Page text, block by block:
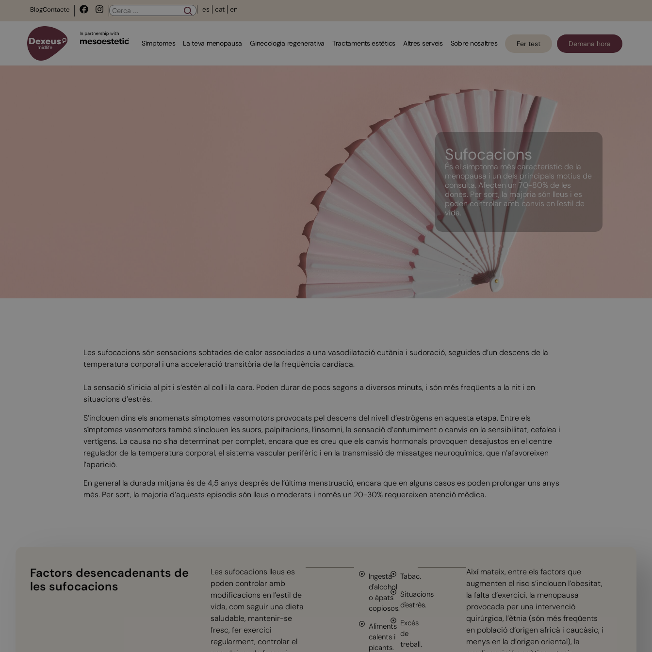
BlogContacte es cat en
Símptomes La teva menopausa Ginecologia regenerativa Tractaments estètics Altres serveis Sobre nosaltres Fer test Demana hora
Sufocacions
És el símptoma més característic de la
menopausa i un dels principals motius de
consulta. Afecten un 70-80% de les
dones. Per sort, la majoria són lleus i es
poden controlar amb canvis en l'estil de
vida.
Les sufocacions són sensacions sobtades de calor associades a una vasodilatació cutània i sudoració, seguides d’un descens de la
temperatura corporal i una acceleració transitòria de la freqüència cardíaca.
La sensació s’inicia al pit i s’estén al coll i la cara. Poden durar de pocs segons a diversos minuts, i són més freqüents a la nit i en
situacions d’estrès.
S’inclouen dins els anomenats símptomes vasomotors provocats pel descens del nivell d’estrògens en aquesta etapa. Entre els
símptomes vasomotors també s’inclouen les suors, palpitacions, l’insomni, la sensació d’entumiment o canvis en la sensibilitat, cefalea i
vertígens. La causa no s’ha determinat per complet, encara que es creu que els canvis hormonals provoquen desajustos en el centre
regulador de la temperatura corporal, el sistema vascular perifèric i en la transmissió de missatges neuroquímics, que n’afavoreixen
l’aparició.
En general la durada mitjana és de 4,5 anys després de l’última menstruació, encara que en alguns casos es poden prolongar uns anys
més. Per sort, la majoria d’aquests episodis són lleus o moderats i només un 20-30% requereixen atenció mèdica.
Factors desencadenants de
les sufocacions
Les sufocacions lleus es
poden controlar amb
modificacions en l’estil de
vida, com seguir una dieta
saludable, mantenir-se
fresc, fer exercici
regularment, controlar el
Ingesta
d'alcohol
o àpats
copiosos.
Aliments
calents i
picants.
Tabac.
Situacions
d'estrès.
Excés
de
treball.
Així mateix, entre els factors que
augmenten el risc s’inclouen l’obesitat,
la falta d’exercici, la menopausa
provocada per una intervenció
quirúrgica, l’ètnia (són més freqüents
en població d’origen africà i caucàsic, i
menys en la d’origen oriental), la